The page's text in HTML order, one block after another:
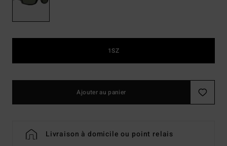
1SZ
Ajouter au panier
Livraison à domicile ou point relais